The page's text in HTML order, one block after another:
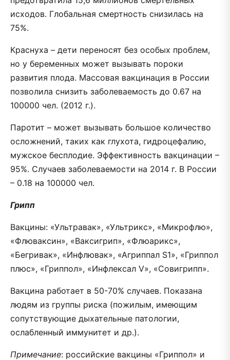
исходов. Глобальная смертность снизилась на
75%.
Краснуха – дети переносят без особых проблем,
но у беременных может вызывать пороки
развития плода. Массовая вакцинация в России
позволила снизить заболеваемость до 0.67 на
100000 чел. (2012 г.).
Паротит – может вызывать большое количество
осложнений, таких как глухота, гидроцефалию,
мужское бесплодие. Эффективность вакцинации –
95%. Случаев заболеваемости на 2014 г. В России
– 0.18 на 100000 чел.
Грипп
Вакцины: «Ультравак», «Ультрикс», «Микрофлю»,
«Флюваксин», «Ваксигрип», «Флюарикс»,
«Бегривак», «Инфлювак», «Агриппал S1», «Гриппол
плюс», «Гриппол», «Инфлексал V», «Совигрипп».
Вакцина работает в 50-70% случаев. Показана
людям из группы риска (пожилым, имеющим
сопутствующие дыхательные патологии,
ослабленный иммунитет и др.).
Примечание: российские вакцины «Гриппол» и